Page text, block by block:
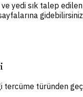
yedi sık talep
tercüme türünden